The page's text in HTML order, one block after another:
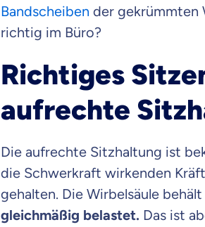
Bandscheiben der gekrümmten
richtig im Büro?
Richtiges
aufrechte
Die aufrechte Sitzhaltung ist
die Schwerkraft wirkenden
gehalten. Die Wirbelsäule
gleichmäßig belastet. Das ist
Wozu dürfen wir dich beraten?